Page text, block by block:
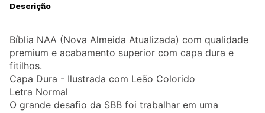
Descrição
Bíblia NAA (Nova Almeida Atualizada) com qualidade
premium e acabamento superior com capa dura e
fitilhos.
Capa Dura - Ilustrada com Leão Colorido
Letra Normal
O grande desafio da SBB foi trabalhar em uma